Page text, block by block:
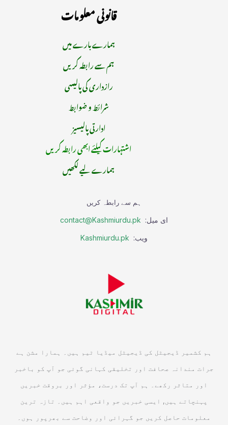
قانونی معلومات
ہمارے بارے میں
ہم سے رابطہ کریں
رازداری کی پالیسی
شرائط و ضوابط
ادارتی پالیسیز
اشتہارات کیلئے ابھی رابطہ کریں
ہمارے لیے لکھیں
ہم سے رابطہ کریں
ای میل: contact@Kashmiurdu.pk
ویب: Kashmiurdu.pk
ہم کشمیر ڈیجیٹل کی ڈیجیٹل میڈیا ٹیم ہیں۔ ہمارا مشن ہے
جرات مندانہ صحافت اور تخلیقی کہانی گوئی جو آپ کو باخبر
اور متاثر رکھے۔ ہم آپ تک درست، مؤثر اور بروقت خبریں
پہنچاتے ہیں, ایسی خبریں جو واقعی اہم ہیں۔ تازہ ترین
معلومات حاصل کریں جو گہرائی اور وضاحت سے بھرپور ہوں۔